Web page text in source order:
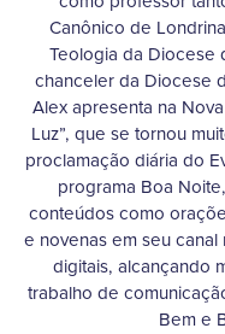
Canônico de
Teologia da Diocese
chanceler da Diocese
Alex apresenta na
Luz”, que se tornou
proclamação diária do
programa Boa
conteúdos como
e novenas em seu
digitais, alcançando
trabalho de
Bem e